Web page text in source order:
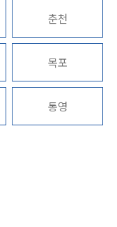
춘천
목포
통영